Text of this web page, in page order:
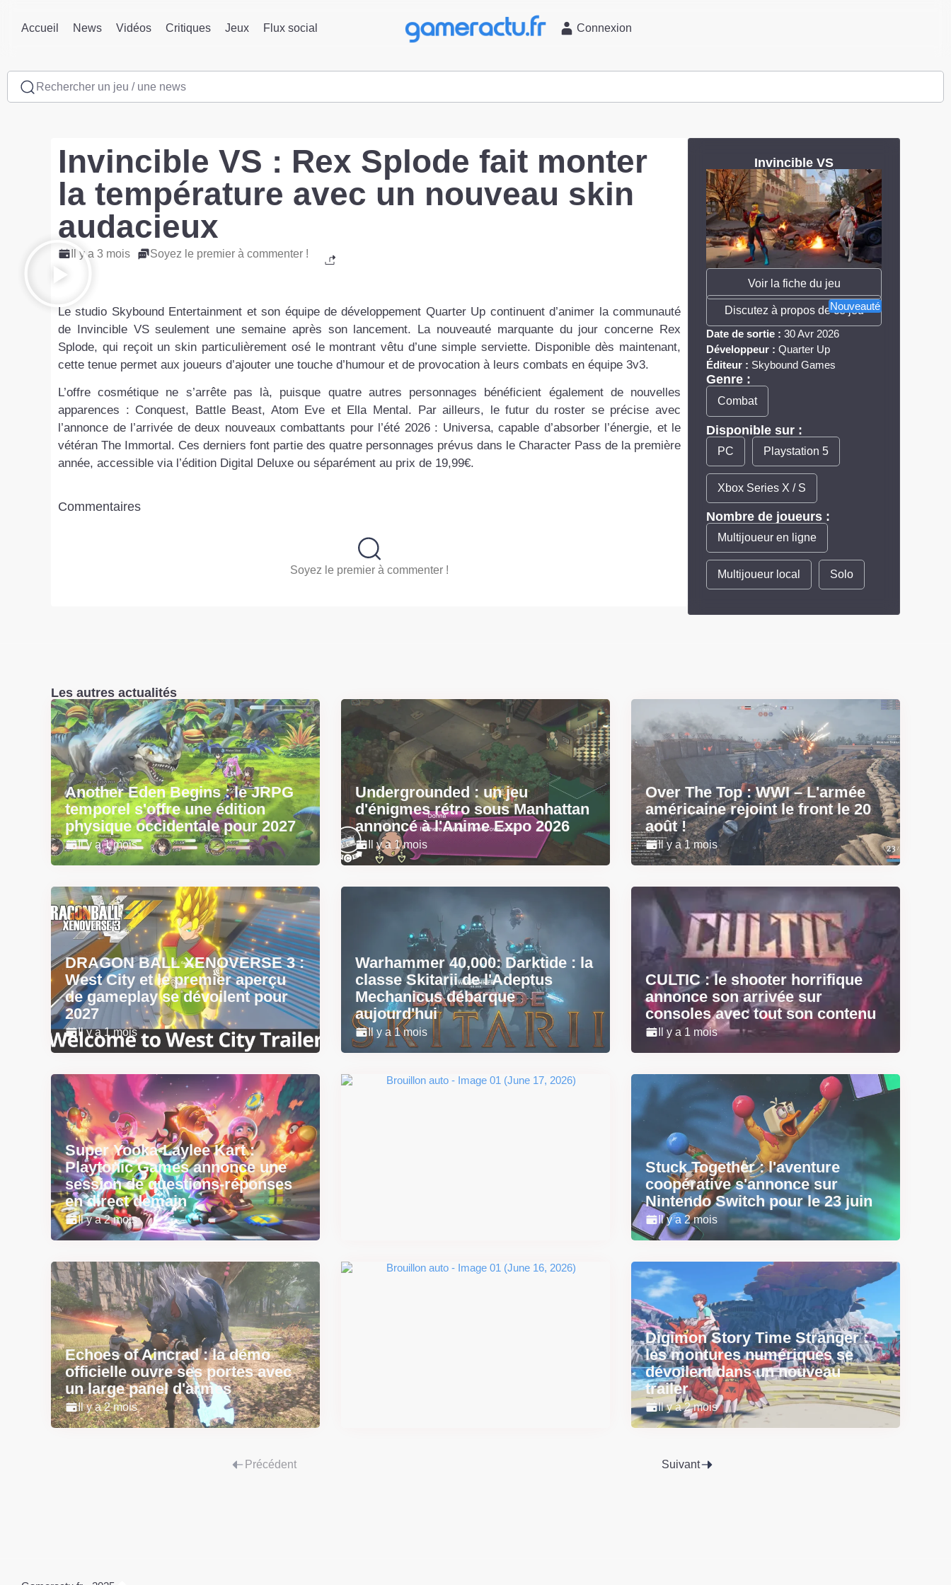
Accueil News Vidéos Critiques Jeux Flux social Connexion
Rechercher un jeu / une news
Invincible VS : Rex Splode fait monter
la température avec un nouveau skin
audacieux
Il y a 3 mois Soyez le premier à commenter !
Le studio Skybound Entertainment et son équipe de développement Quarter Up continuent d’animer la communauté
de Invincible VS seulement une semaine après son lancement. La nouveauté marquante du jour concerne Rex
Splode, qui reçoit un skin particulièrement osé le montrant vêtu d’une simple serviette. Disponible dès maintenant,
cette tenue permet aux joueurs d’ajouter une touche d’humour et de provocation à leurs combats en équipe 3v3.
L’offre cosmétique ne s’arrête pas là, puisque quatre autres personnages bénéficient également de nouvelles
apparences : Conquest, Battle Beast, Atom Eve et Ella Mental. Par ailleurs, le futur du roster se précise avec
l’annonce de l’arrivée de deux nouveaux combattants pour l’été 2026 : Universa, capable d’absorber l’énergie, et le
vétéran The Immortal. Ces derniers font partie des quatre personnages prévus dans le Character Pass de la première
année, accessible via l’édition Digital Deluxe ou séparément au prix de 19,99€.
Commentaires
Soyez le premier à commenter !
Invincible VS
Voir la fiche du jeu
Nouveauté
Discutez à propos de ce jeu
Date de sortie : 30 Avr 2026
Développeur : Quarter Up
Éditeur : Skybound Games
Genre :
Combat
Disponible sur :
PC Playstation 5
Xbox Series X / S
Nombre de joueurs :
Multijoueur en ligne
Multijoueur local Solo
Les autres actualités
Another Eden Begins : le JRPG
temporel s'offre une édition
physique occidentale pour 2027
Il y a 1 mois
Undergrounded : un jeu
d'énigmes rétro sous Manhattan
annoncé à l'Anime Expo 2026
Il y a 1 mois
Over The Top : WWI – L'armée
américaine rejoint le front le 20
août !
Il y a 1 mois
DRAGON BALL XENOVERSE 3 :
West City et le premier aperçu
de gameplay se dévoilent pour
2027
Il y a 1 mois
Warhammer 40,000: Darktide : la
classe Skitarii de l'Adeptus
Mechanicus débarque
aujourd'hui
Il y a 1 mois
CULTIC : le shooter horrifique
annonce son arrivée sur
consoles avec tout son contenu
Il y a 1 mois
Super Yooka-Laylee Kart :
Playtonic Games annonce une
session de questions-réponses
en direct demain
Il y a 2 mois
Stuck Together : l'aventure
coopérative s'annonce sur
Nintendo Switch pour le 23 juin
Il y a 2 mois
Echoes of Aincrad : la démo
officielle ouvre ses portes avec
un large panel d'armes
Il y a 2 mois
Digimon Story Time Stranger :
les montures numériques se
dévoilent dans un nouveau
trailer
Il y a 2 mois
Précédent Suivant